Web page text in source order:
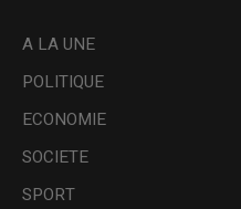
A LA UNE
POLITIQUE
ECONOMIE
SOCIETE
SPORT